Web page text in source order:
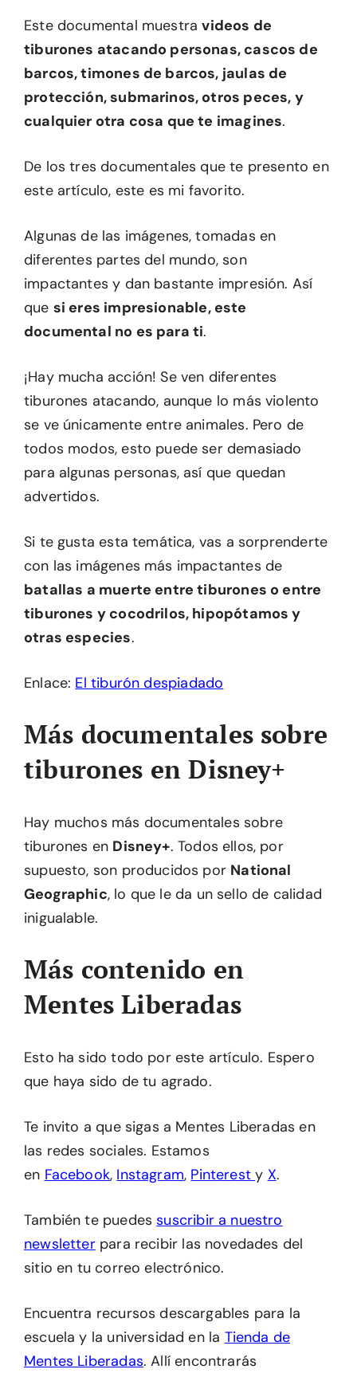
Este documental muestravideos de
tiburones atacando personas, cascos de
barcos, timones de barcos, jaulas de
protección, submarinos, otros peces, y
cualquier otra cosa que te imagines.
De los tres documentales que te presento en
este artículo, este es mi favorito.
Algunas de las imágenes, tomadas en
diferentes partes del mundo, son
impactantes y dan bastante impresión. Así
que si eres impresionable, este
documental no es para ti.
¡Hay mucha acción! Se ven diferentes
tiburones atacando, aunque lo más violento
se ve únicamente entre animales. Pero de
todos modos, esto puede ser demasiado
para algunas personas, así que quedan
advertidos.
Si te gusta esta temática, vas a sorprenderte
con las imágenes más impactantes de
batallas a muerte entre tiburones o entre
tiburones y cocodrilos, hipopótamos y
otras especies.
Enlace: El tiburón despiadado
Más documentales sobre
tiburones en Disney+
Hay muchos más documentales sobre
tiburones en Disney+. Todos ellos, por
supuesto, son producidos por National
Geographic, lo que le da un sello de calidad
inigualable.
Más contenido en
Mentes Liberadas
Esto ha sido todo por este artículo. Espero
que haya sido de tu agrado.
Te invito a que sigas a Mentes Liberadas en
las redes sociales. Estamos
en Facebook, Instagram, Pinteresty X.
También te puedessuscribir a nuestro
newsletterpara recibir las novedades del
sitio en tu correo electrónico.
Encuentra recursos descargables para la
escuela y la universidad en la Tienda de
Mentes Liberadas. Allí encontrarás